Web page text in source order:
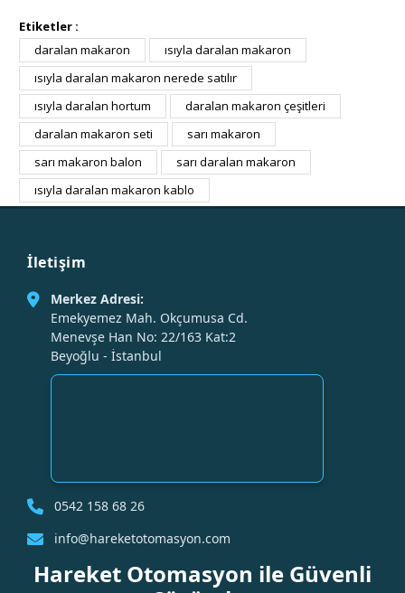
Etiketler :
daralan makaron
ısıyla daralan makaron
ısıyla daralan makaron nerede satılır
ısıyla daralan hortum
daralan makaron çeşitleri
daralan makaron seti
sarı makaron
sarı makaron balon
sarı daralan makaron
ısıyla daralan makaron kablo
İletişim
Merkez Adresi:
Emekyemez Mah. Okçumusa Cd.
Menevşe Han No: 22/163 Kat:2
Beyoğlu - İstanbul
0542 158 68 26
info@hareketotomasyon.com
Hareket Otomasyon ile Güvenli